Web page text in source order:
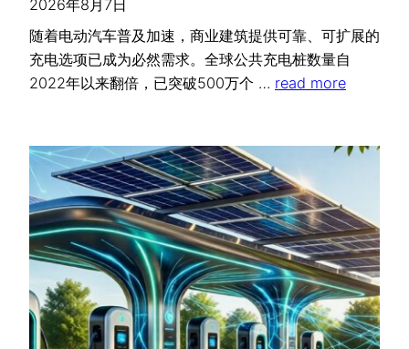
2026年8月7日
随着电动汽车普及加速，商业建筑提供可靠、可扩展的
充电选项已成为必然需求。全球公共充电桩数量自
2022年以来翻倍，已突破500万个 … read more